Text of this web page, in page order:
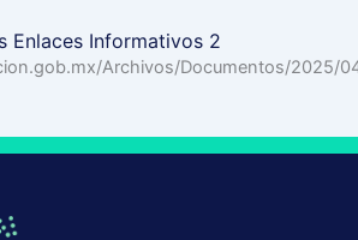
Enlaces Informativos 2
Archivos/Documentos/2025/